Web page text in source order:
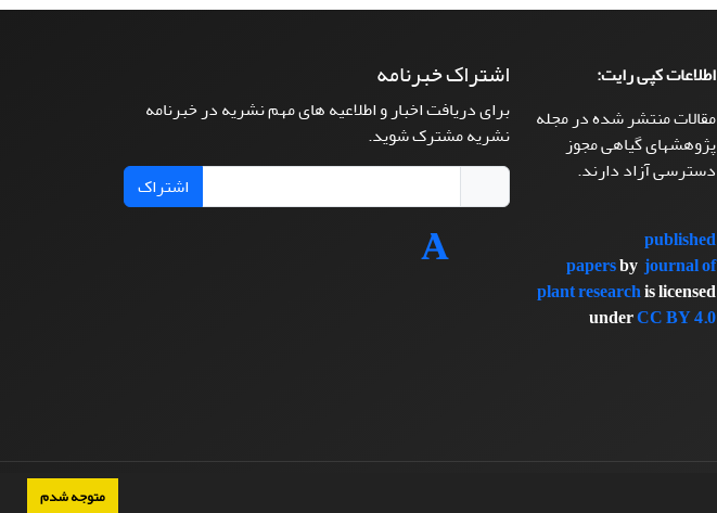
متوجه شدم
اطلاعات کپی رایت:
مقالات منتشر شده در مجله
پژوهشهای گیاهی مجوز
دسترسی آزاد دارند.
published
papersbyjournal of
plant researchis licensed
underCC BY 4.0
اشتراک خبرنامه
برای دریافت اخبار و اطلاعیه های مهم نشریه در خبرنامه
نشریه مشترک شوید.
اشتراک